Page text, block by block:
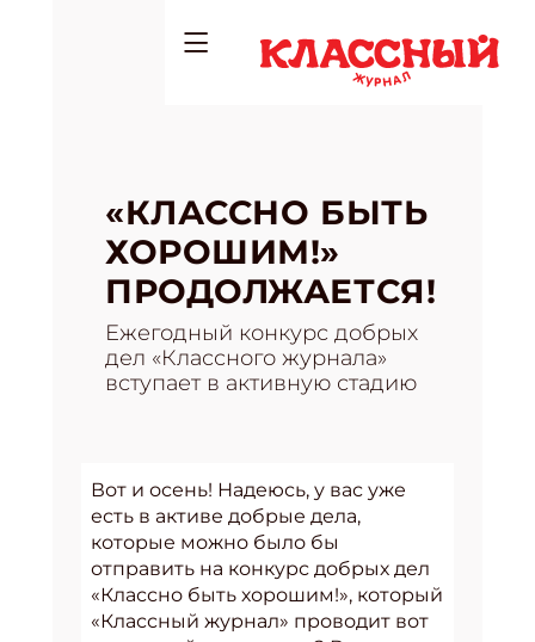
«КЛАССНО БЫТЬ
ХОРОШИМ!»
ПРОДОЛЖАЕТСЯ!
Ежегодный конкурс добрых
дел «Классного журнала»
вступает в активную стадию
Вот и осень! Надеюсь, у вас уже
есть в активе добрые дела,
которые можно было бы
отправить на конкурс добрых дел
«Классно быть хорошим!», который
«Классный журнал» проводит вот